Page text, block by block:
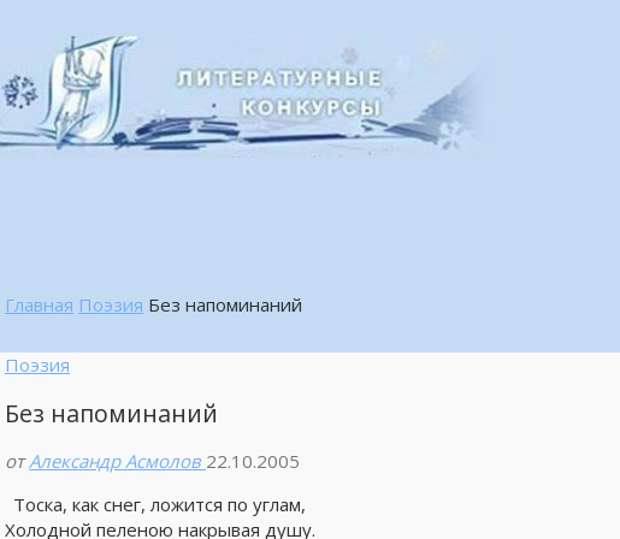
Главная Поэзия Без напоминаний
Поэзия
Без напоминаний
от Александр Асмолов 22.10.2005
Тоска, как снег, ложится по углам,
Холодной пеленою накрывая душу.